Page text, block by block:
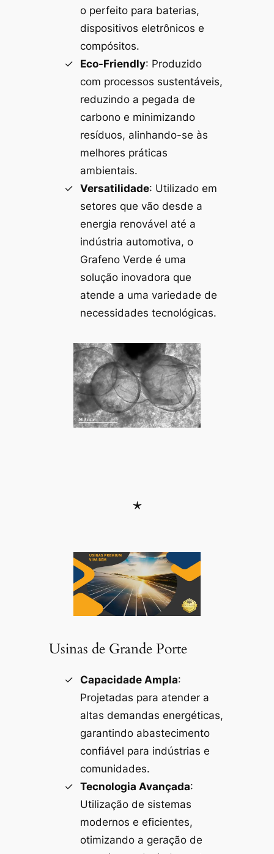
o perfeito para baterias,
dispositivos eletrônicos e
compósitos.
Eco-Friendly: Produzido
com processos sustentáveis,
reduzindo a pegada de
carbono e minimizando
resíduos, alinhando-se às
melhores práticas
ambientais.
Versatilidade: Utilizado em
setores que vão desde a
energia renovável até a
indústria automotiva, o
Grafeno Verde é uma
solução inovadora que
atende a uma variedade de
necessidades tecnológicas.
*
Usinas de Grande Porte
Capacidade Ampla:
Projetadas para atender a
altas demandas energéticas,
garantindo abastecimento
confiável para indústrias e
comunidades.
Tecnologia Avançada:
Utilização de sistemas
modernos e eficientes,
otimizando a geração de